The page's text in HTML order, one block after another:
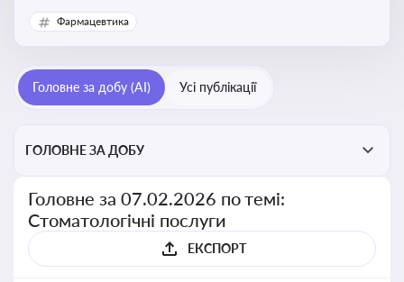
стоматологічних послуг. Використання новітніх
технологій та стратегій для покращення
Фармацевтика
Головне за добу (AI) Усі публікації
ГОЛОВНЕ ЗА ДОБУ
Головне за 07.02.2026 по темі:
Стоматологічні послуги
ЕКСПОРТ